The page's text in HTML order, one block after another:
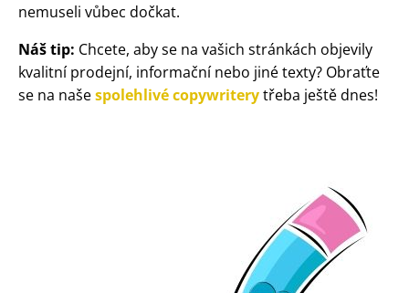
nemuseli vůbec dočkat.
Náš tip: Chcete, aby se na vašich stránkách objevily
kvalitní prodejní, informační nebo jiné texty? Obraťte
se na našespolehlivé copywriterytřeba ještě dnes!